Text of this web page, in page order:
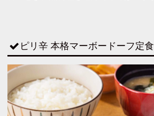
ピリ辛 本格マーボードーフ定食